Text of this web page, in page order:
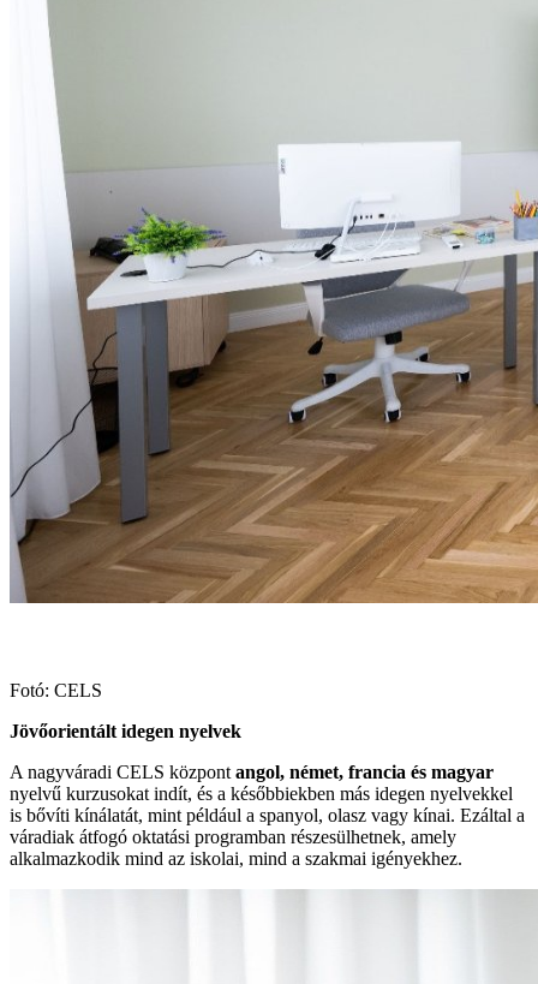
Fotó: CELS
Jövőorientált idegen nyelvek
A nagyváradi CELS központ angol, német, francia és magyar
nyelvű kurzusokat indít, és a későbbiekben más idegen nyelvekkel
is bővíti kínálatát, mint például a spanyol, olasz vagy kínai. Ezáltal a
váradiak átfogó oktatási programban részesülhetnek, amely
alkalmazkodik mind az iskolai, mind a szakmai igényekhez.